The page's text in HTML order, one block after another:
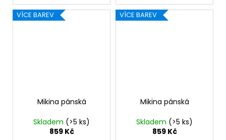
VÍCE BAREV
Mikina pánská
Skladem (>5 ks)
859 Kč
VÍCE BAREV
Mikina pánská
Skladem (>5 ks)
859 Kč